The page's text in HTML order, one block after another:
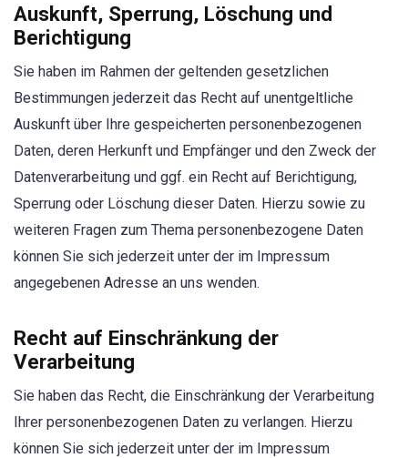
Auskunft, Sperrung, Löschung und
Berichtigung
Sie haben im Rahmen der geltenden gesetzlichen
Bestimmungen jederzeit das Recht auf unentgeltliche
Auskunft über Ihre gespeicherten personenbezogenen
Daten, deren Herkunft und Empfänger und den Zweck der
Datenverarbeitung und ggf. ein Recht auf Berichtigung,
Sperrung oder Löschung dieser Daten. Hierzu sowie zu
weiteren Fragen zum Thema personenbezogene Daten
können Sie sich jederzeit unter der im Impressum
angegebenen Adresse an uns wenden.
Recht auf Einschränkung der
Verarbeitung
Sie haben das Recht, die Einschränkung der Verarbeitung
Ihrer personenbezogenen Daten zu verlangen. Hierzu
können Sie sich jederzeit unter der im Impressum